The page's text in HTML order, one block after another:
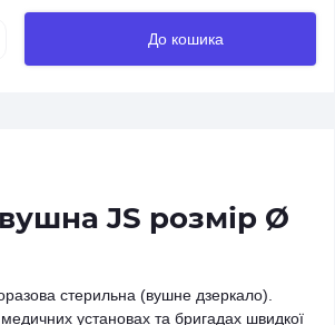
До кошика
JS розмір Ø
стерильна (вушне дзеркало).
установах та бригадах швидкої